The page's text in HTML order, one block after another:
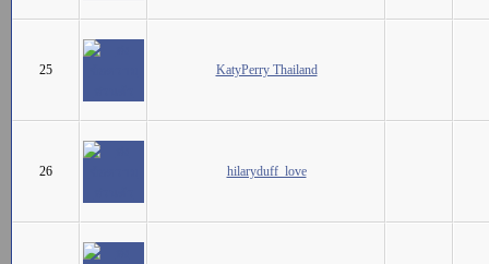
25 KatyPerry Thailand
26 hilaryduff_love